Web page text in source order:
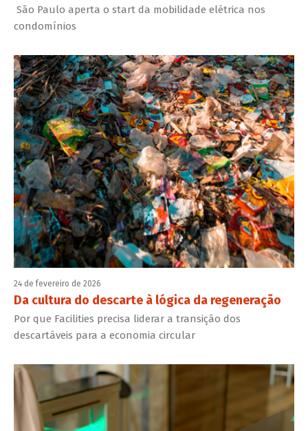
São Paulo aperta o start da mobilidade elétrica nos
condomínios
24 de fevereiro de 2026
Da cultura do descarte à lógica da regeneração
Por que Facilities precisa liderar a transição dos
descartáveis para a economia circular